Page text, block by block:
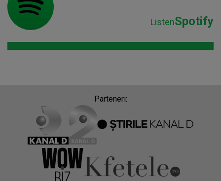
ListenSpotify
Parteneri: